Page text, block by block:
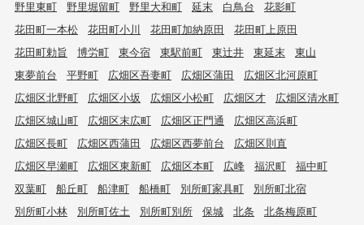
野里東町 野里堀留町 野里大和町 延末 白鳥台
花影町
花田町一本松
花田町小川 花田町加納原田
花田町上原田
花田町勅旨
博労町 東今宿 東駅前町 東辻井 東延末
東山
東夢前台
平野町 広畑区吾妻町 広畑区蒲田
広畑区北河原町
広畑区北野町
広畑区小坂 広畑区小松町 広畑区才
広畑区清水町
広畑区城山町
広畑区末広町 広畑区正門通
広畑区高浜町
広畑区長町
広畑区西蒲田 広畑区西夢前台
広畑区則直
広畑区早瀬町
広畑区東新町 広畑区本町 広峰 福沢町
福中町
双葉町
船丘町 船津町 船橋町 別所町家具町
別所町北宿
別所町小林
別所町佐土 別所町別所 保城 北条
北条梅原町